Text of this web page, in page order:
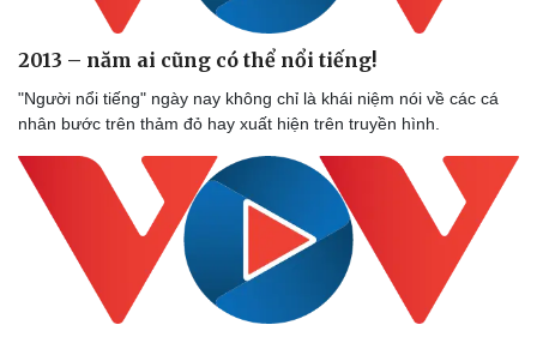
2013 – năm ai cũng có thể nổi tiếng!
"Người nổi tiếng" ngày nay không chỉ là khái niệm nói về các cá
nhân bước trên thảm đỏ hay xuất hiện trên truyền hình.